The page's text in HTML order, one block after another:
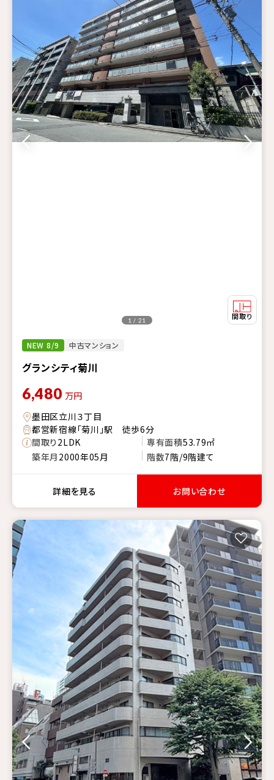
NEW 8/9 中古マンション
グランシティ菊川
1 / 21
6,480 万円
墨田区立川３丁目
都営新宿線「菊川」駅 徒歩6分
間取り2LDK 専有面積53.79㎡
築年月 2000年05月 階数7階/9階建て
詳細を見る お問い合わせ